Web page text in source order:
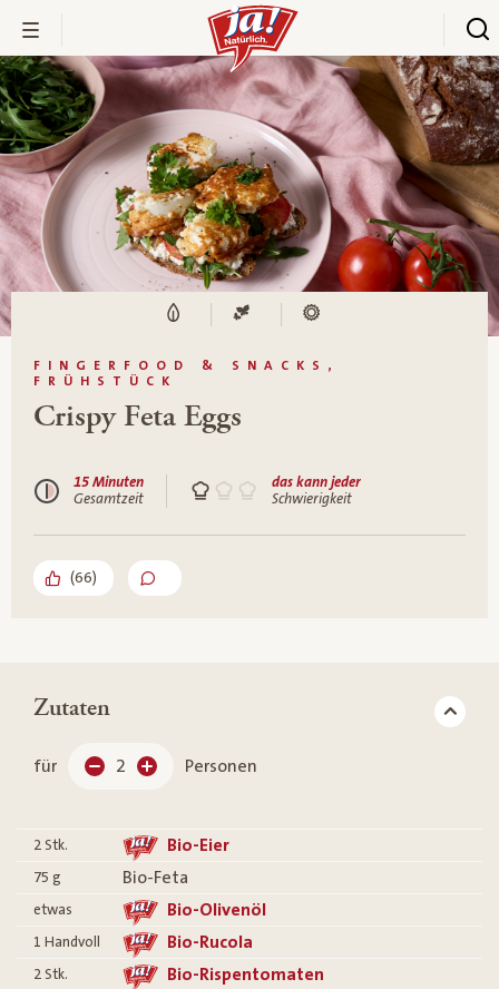
FINGERFOOD & SNACKS,
FRÜHSTÜCK
Crispy Feta Eggs
15 Minuten
Gesamtzeit
das kann jeder
Schwierigkeit
(66)
Zutaten
für 2 Personen
2 Stk. Bio-Eier
75 g Bio-Feta
etwas Bio-Olivenöl
1 Handvoll Bio-Rucola
2 Stk. Bio-Rispentomaten